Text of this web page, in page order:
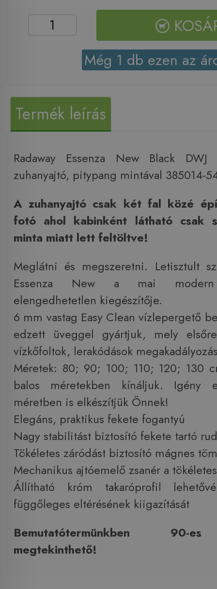
Még 1 db ezen az
Termék leírás
Radaway Essenza New Black
zuhanyajtó, pitypang mintával 385014-
A zuhanyajtó csak két fal közé
fotó ahol kabinként látható csak
minta miatt lett feltöltve!
Meglátni és megszeretni. Letisztult
Essenza New a mai modern
elengedhetetlen kiegészítője.
6 mm vastag Easy Clean vízlepergető
edzett üveggel gyártjuk, mely
vízkőfoltok, lerakódások
Méretek: 80; 90; 100; 110; 120; 130
balos méretekben kínáljuk. Igény
méretben is elkészítjük Önnek!
Elegáns, praktikus fekete fogantyú
Nagy stabilitást biztosító fekete tartó
Tökéletes záródást biztosító mágnes
Mechanikus ajtóemelő zsanér a
Állítható króm takaróprofil
függőleges eltérésének kiigazítását
Bemutatótermünkben 90-
megtekinthető!